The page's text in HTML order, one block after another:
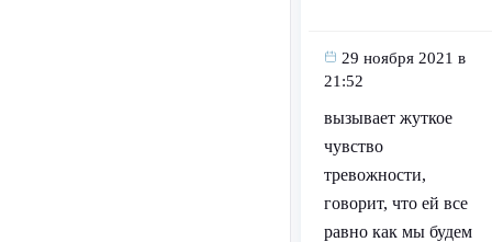
29 ноября 2021 в
21:52
вызывает жуткое
чувство
тревожности,
говорит, что ей все
равно как мы будем